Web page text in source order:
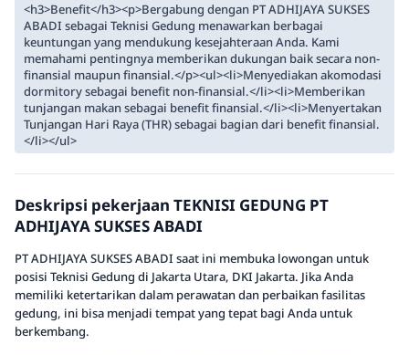
<h3>Benefit</h3><p>Bergabung dengan PT ADHIJAYA SUKSES
ABADI sebagai Teknisi Gedung menawarkan berbagai
keuntungan yang mendukung kesejahteraan Anda. Kami
memahami pentingnya memberikan dukungan baik secara non-
finansial maupun finansial.</p><ul><li>Menyediakan akomodasi
dormitory sebagai benefit non-finansial.</li><li>Memberikan
tunjangan makan sebagai benefit finansial.</li><li>Menyertakan
Tunjangan Hari Raya (THR) sebagai bagian dari benefit finansial.
</li></ul>
Deskripsi pekerjaan TEKNISI GEDUNG PT
ADHIJAYA SUKSES ABADI
PT ADHIJAYA SUKSES ABADI saat ini membuka lowongan untuk
posisi Teknisi Gedung di Jakarta Utara, DKI Jakarta. Jika Anda
memiliki ketertarikan dalam perawatan dan perbaikan fasilitas
gedung, ini bisa menjadi tempat yang tepat bagi Anda untuk
berkembang.